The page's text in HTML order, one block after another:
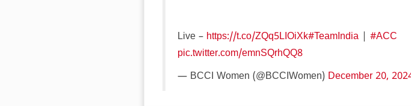
Live – https://t.co/ZQq5LIOiXk#TeamIndia
#ACC
pic.twitter.com/emnSQrhQQ8
— BCCI Women (@BCCIWomen) December 20,